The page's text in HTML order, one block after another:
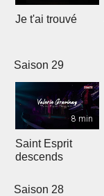
Je t'ai trouvé
Saison 29
8 min
Saint Esprit
descends
Saison 28